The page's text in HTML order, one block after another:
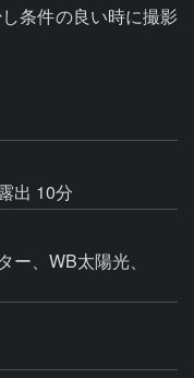
条件の良い時に撮影
出 10分
、WB太陽光、